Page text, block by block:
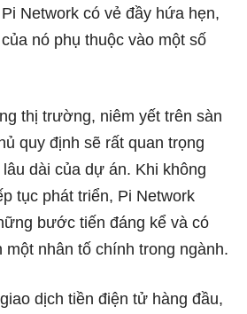
Network có vẻ đầy hứa hẹn,
nó phụ thuộc vào một số
thị trường, niêm yết trên sàn
quy định sẽ rất quan trọng
dài của dự án. Khi không
tục phát triển, Pi Network
bước tiến đáng kể và có
một nhân tố chính trong ngành.
dịch tiền điện tử hàng đầu,